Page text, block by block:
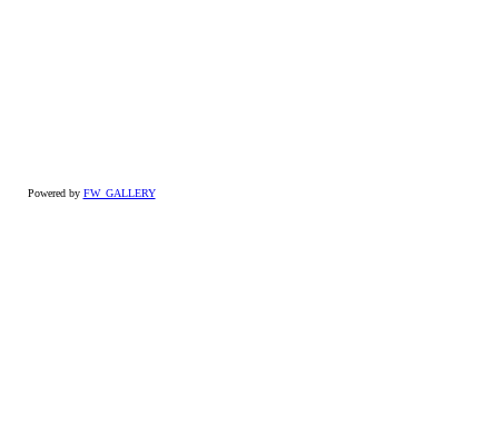
Powered by FW_GALLERY